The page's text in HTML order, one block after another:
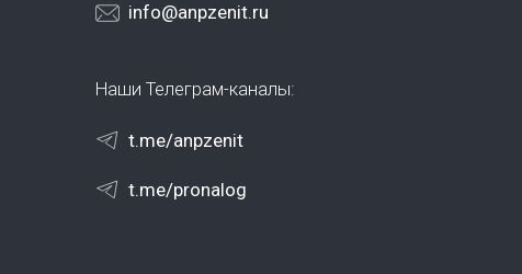
info@anpzenit.ru
Наши Телеграм-каналы:
t.me/anpzenit
t.me/pronalog